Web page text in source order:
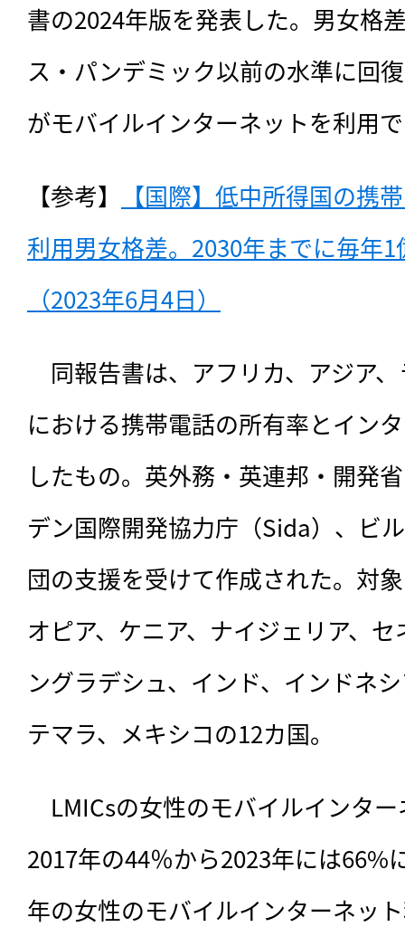
書の2024年版を発表した。男女格
ス・パンデミック以前の水準に回
がモバイルインターネットを利用
【参考】
【国際】低中所得国の携
利用男女格差。2030年までに毎年
（2023年6月4日）
同報告書は、 アフリカ、アジア
における携帯電話の所有率とイン
したもの。英外務・英連邦・開発
デン国際開発協力庁（Sida）、ビ
団の支援を受けて作成された。対
オピア、ケニア、ナイジェリア、
ングラデシュ、インド、インドネ
テマラ、メキシコの12カ国。
LMICsの女性のモバイルインタ
2017年の44％から2023年には66%
年の女性のモバイルインターネッ